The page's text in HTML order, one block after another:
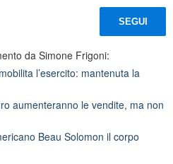
SEGUI
da Simone Frigoni:
l’esercito: mantenuta la
aumenteranno le vendite, ma non
Beau Solomon il corpo